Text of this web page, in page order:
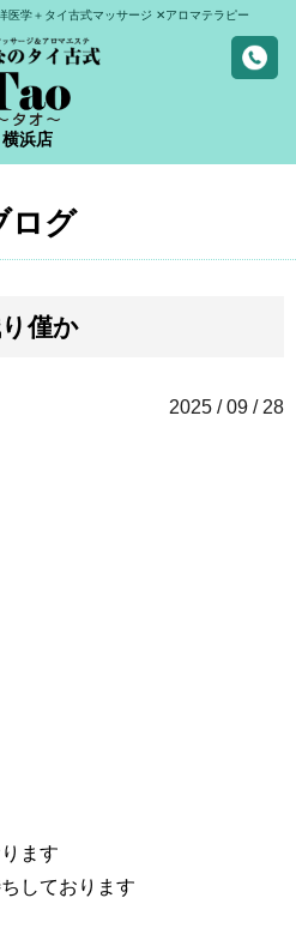
医学＋タイ古式マッサージ ✕アロマテラピー
横浜店
ログ
僅か
2025 / 09 / 28
ます
しております